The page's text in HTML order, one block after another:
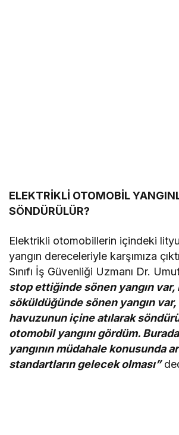
ELEKTRİKLİ OTOMOBİL
SÖNDÜRÜLÜR?
Elektrikli otomobillerin içindeki
yangın dereceleriyle karşımıza
Sınıfı İş Güvenliği Uzmanı Dr.
stop ettiğinde sönen yangın var,
söküldüğünde sönen yangın var,
havuzunun içine atılarak
otomobil yangını gördüm.
yangının müdahale konusunda
standartların gelecek olması”